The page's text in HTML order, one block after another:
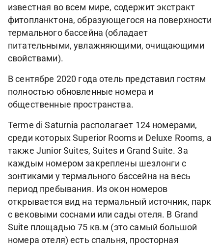
известная во всем мире, содержит экстракт
фитопланктона, образующегося на поверхности
термального бассейна (обладает
питательными, увлажняющими, очищающими
свойствами).
В сентябре 2020 года отель представил гостям
полностью обновленные номера и
общественные пространства.
Terme di Saturnia располагает 124 номерами,
среди которых Superior Rooms и Deluxe Rooms, а
также Junior Suites, Suites и Grand Suite. За
каждым номером закреплены шезлонги с
зонтиками у термального бассейна на весь
период пребывания. Из окон номеров
открывается вид на термальный источник, парк
с вековыми соснами или сады отеля. В Grand
Suite площадью 75 кв.м (это самый большой
номера отеля) есть спальня, просторная